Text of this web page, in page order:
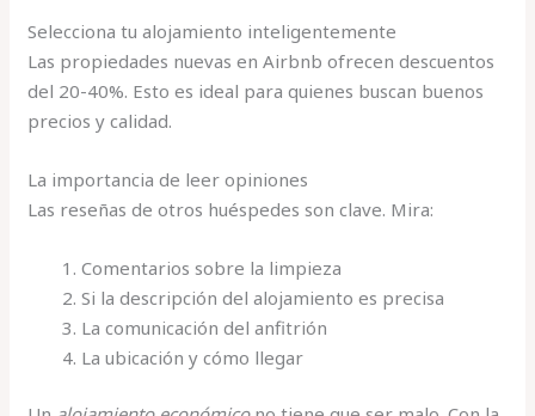
Selecciona tu alojamiento inteligentemente
Las propiedades nuevas en Airbnb ofrecen descuentos
del 20-40%. Esto es ideal para quienes buscan buenos
precios y calidad.
La importancia de leer opiniones
Las reseñas de otros huéspedes son clave. Mira:
Comentarios sobre la limpieza
Si la descripción del alojamiento es precisa
La comunicación del anfitrión
La ubicación y cómo llegar